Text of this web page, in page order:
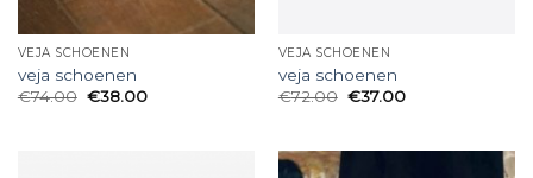
VEJA SCHOENEN
veja schoenen
€74.00 €38.00
VEJA SCHOENEN
veja schoenen
€72.00 €37.00